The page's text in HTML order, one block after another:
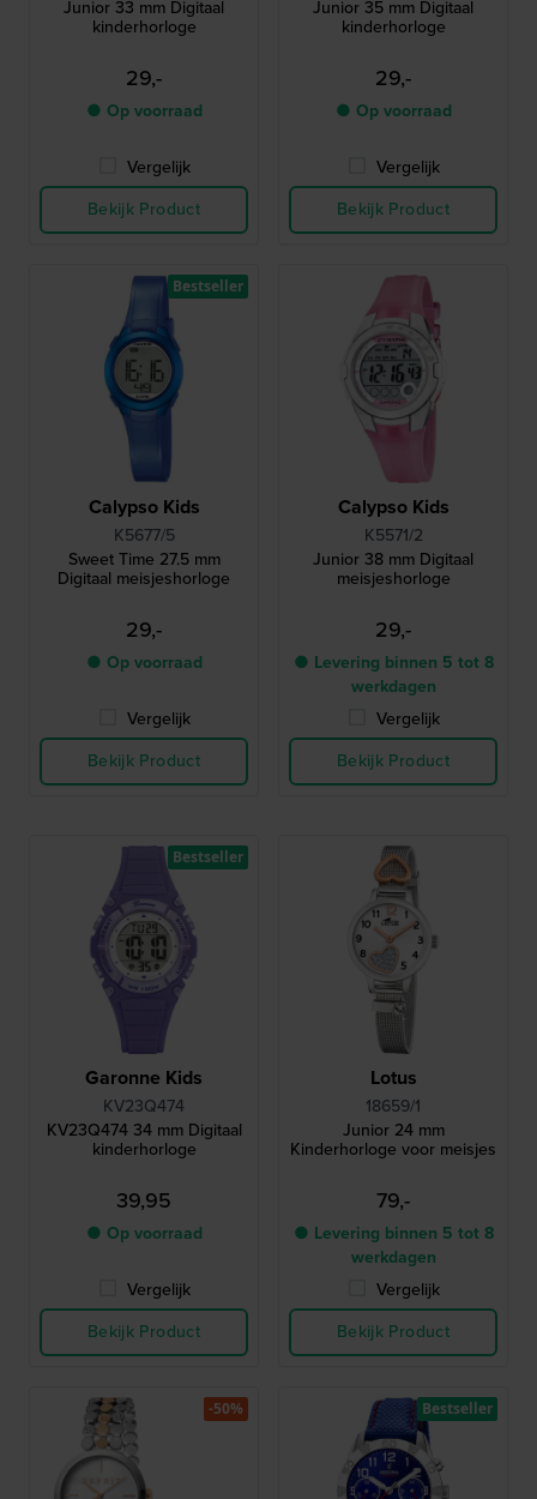
Junior 33 mm Digitaal
kinderhorloge
29,-
● Op voorraad
Vergelijk
Bekijk Product
Junior 35 mm Digitaal
kinderhorloge
29,-
● Op voorraad
Vergelijk
Bekijk Product
Calypso Kids
K5677/5
Sweet Time 27.5 mm
Digitaal meisjeshorloge
29,-
● Op voorraad
Vergelijk
Bekijk Product
Bestseller
Calypso Kids
K5571/2
Junior 38 mm Digitaal
meisjeshorloge
29,-
● Levering binnen 5 tot 8
werkdagen
Vergelijk
Bekijk Product
Garonne Kids
KV23Q474
KV23Q474 34 mm Digitaal
kinderhorloge
39,95
● Op voorraad
Vergelijk
Bekijk Product
Bestseller
Lotus
18659/1
Junior 24 mm
Kinderhorloge voor meisjes
79,-
● Levering binnen 5 tot 8
werkdagen
Vergelijk
Bekijk Product
-50% Bestseller